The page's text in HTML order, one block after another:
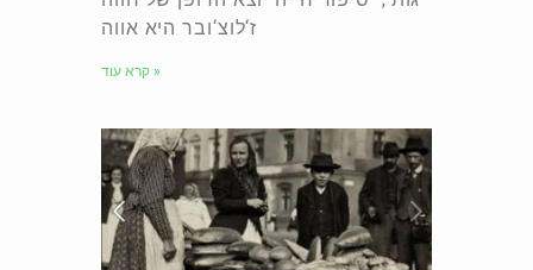
ז‘לוצ‘ובר היא אווה
קרא עוד »